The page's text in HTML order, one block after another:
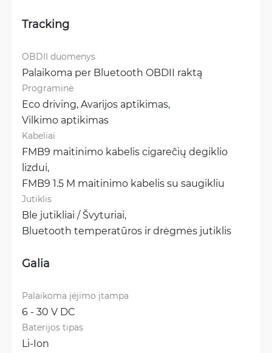
Tracking
OBDII duomenys
Palaikoma per Bluetooth OBDII raktą
Programinė
Eco driving, Avarijos aptikimas,
Vilkimo aptikimas
Kabeliai
FMB9 maitinimo kabelis cigarečių degiklio
lizdui,
FMB9 1.5 M maitinimo kabelis su saugikliu
Jutiklis
Ble jutikliai / Švyturiai,
Bluetooth temperatūros ir drėgmės jutiklis
Galia
Palaikoma įėjimo įtampa
6 - 30 V DC
Baterijos tipas
Li-Ion